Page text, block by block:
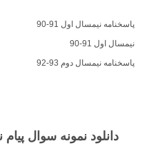
پاسخنامه نیمسال اول 91-90
نیمسال اول 91-90
پاسخنامه نیمسال دوم 93-92
دانلود نمونه سوال